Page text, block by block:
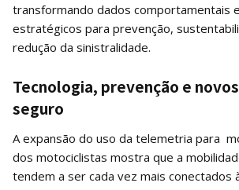
transformando dados comportamentais
estratégicos para prevenção,
redução da sinistralidade.
Tecnologia, prevenção e
seguro
A expansão do uso da telemetria para
dos motociclistas mostra que a
tendem a ser cada vez mais conectados